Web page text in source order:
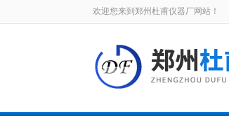
欢迎您来到郑州杜甫仪器厂网站！